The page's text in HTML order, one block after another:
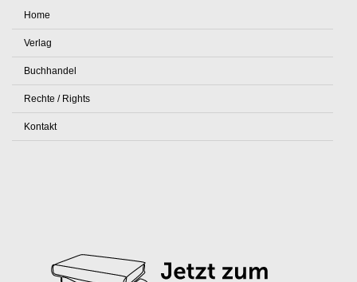
Home
Verlag
Buchhandel
Rechte / Rights
Kontakt